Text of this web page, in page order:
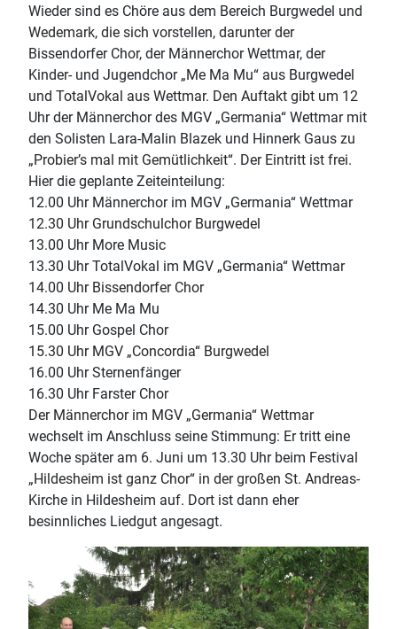
Wieder sind es Chöre aus dem Bereich Burgwedel und
Wedemark, die sich vorstellen, darunter der
Bissendorfer Chor, der Männerchor Wettmar, der
Kinder- und Jugendchor „Me Ma Mu“ aus Burgwedel
und TotalVokal aus Wettmar. Den Auftakt gibt um 12
Uhr der Männerchor des MGV „Germania“ Wettmar mit
den Solisten Lara-Malin Blazek und Hinnerk Gaus zu
„Probier’s mal mit Gemütlichkeit“. Der Eintritt ist frei.
Hier die geplante Zeiteinteilung:
12.00 Uhr Männerchor im MGV „Germania“ Wettmar
12.30 Uhr Grundschulchor Burgwedel
13.00 Uhr More Music
13.30 Uhr TotalVokal im MGV „Germania“ Wettmar
14.00 Uhr Bissendorfer Chor
14.30 Uhr Me Ma Mu
15.00 Uhr Gospel Chor
15.30 Uhr MGV „Concordia“ Burgwedel
16.00 Uhr Sternenfänger
16.30 Uhr Farster Chor
Der Männerchor im MGV „Germania“ Wettmar
wechselt im Anschluss seine Stimmung: Er tritt eine
Woche später am 6. Juni um 13.30 Uhr beim Festival
„Hildesheim ist ganz Chor“ in der großen St. Andreas-
Kirche in Hildesheim auf. Dort ist dann eher
besinnliches Liedgut angesagt.